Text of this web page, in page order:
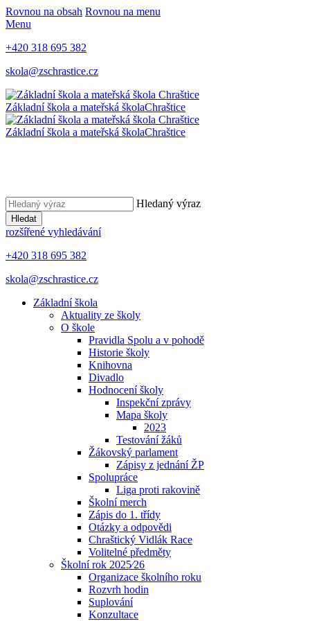
Rovnou na obsah Rovnou na menu
Menu
+420 318 695 382
skola@zschrastice.cz
Základní škola a mateřská školaChraštice
Základní škola a mateřská školaChraštice
Hledaný výraz
Hledat
rozšířené vyhledávání
+420 318 695 382
skola@zschrastice.cz
Základní škola
Aktuality ze školy
O škole
Pravidla Spolu a v pohodě
Historie školy
Knihovna
Divadlo
Hodnocení školy
Inspekční zprávy
Mapa školy
2023
Testování žáků
Žákovský parlament
Zápisy z jednání ŽP
Spolupráce
Liga proti rakovině
Školní merch
Zápis do 1. třídy
Otázky a odpovědi
Chraštický Vidlák Race
Volitelné předměty
Školní rok 2025⁄26
Organizace školního roku
Rozvrh hodin
Suplování
Konzultace